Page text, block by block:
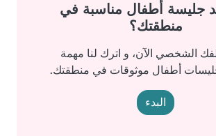
جليسة أطفال مناسبة في
منطقتك؟
الشخصي الآن، و اترك لنا مهمة
أطفال موثوقات في منطقتك.
البدء